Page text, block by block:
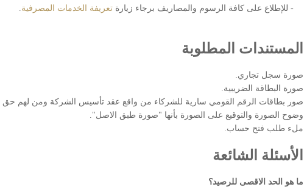
- للإطلاع على كافة الرسوم والمصاريف برجاء زيارة تعريفة الخدمات المصرفية.
المستندات المطلوبة
صورة سجل تجاري.
صورة البطاقة الضريبية.
صور بطاقات الرقم القومي سارية للشركاء من واقع عقد تأسيس الشركة ومن لهم حق
وضوح الصورة والتوقيع على الصورة بأنها "صورة طبق الاصل".
ملء طلب فتح حساب.
الأسئلة الشائعة
ما هو الحد الاقصى للرصيد؟